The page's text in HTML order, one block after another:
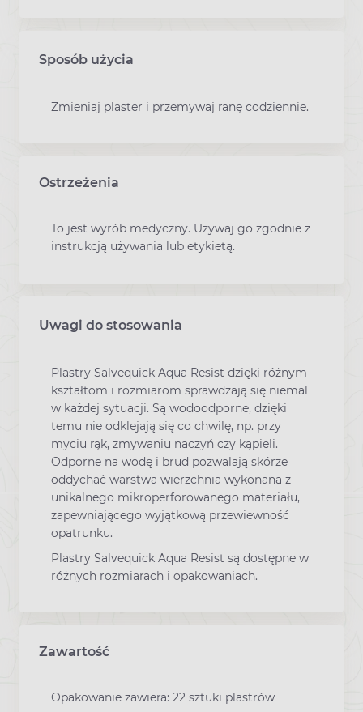
Sposób użycia
Zmieniaj plaster i przemywaj ranę codziennie.
Ostrzeżenia
To jest wyrób medyczny. Używaj go zgodnie z
instrukcją używania lub etykietą.
Uwagi do stosowania
Plastry Salvequick Aqua Resist dzięki różnym
kształtom i rozmiarom sprawdzają się niemal
w każdej sytuacji. Są wodoodporne, dzięki
temu nie odklejają się co chwilę, np. przy
myciu rąk, zmywaniu naczyń czy kąpieli.
Odporne na wodę i brud pozwalają skórze
oddychać warstwa wierzchnia wykonana z
unikalnego mikroperforowanego materiału,
zapewniającego wyjątkową przewiewność
opatrunku.
Plastry Salvequick Aqua Resist są dostępne w
różnych rozmiarach i opakowaniach.
Zawartość
Opakowanie zawiera: 22 sztuki plastrów